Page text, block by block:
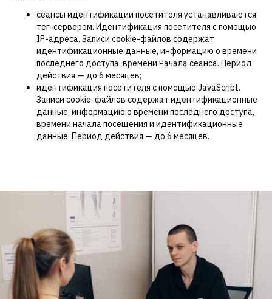
сеансы идентификации посетителя устанавливаются
тег-сервером. Идентификация посетителя с помощью
IP-адреса. Записи cookie-файлов содержат
идентификационные данные, информацию о времени
последнего доступа, времени начала сеанса. Период
действия — до 6 месяцев;
идентификация посетителя с помощью JavaScript.
Записи cookie-файлов содержат идентификационные
данные, информацию о времени последнего доступа,
времени начала посещения и идентификационные
данные. Период действия — до 6 месяцев.
Консультация
сосудистого хирурга
+ УЗИ вен нижних конечностей
ЗАПИСАТЬСЯ НА ПРИЁМ
2 000 ₽
Отзывы в 2ГИС от